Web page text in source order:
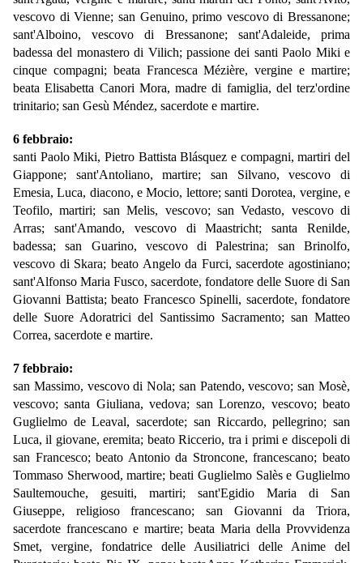
vescovo di Vienne; san Genuino, primo vescovo di Bressanone;
sant'Alboino, vescovo di Bressanone; sant'Adaleide, prima
badessa del monastero di Vilich; passione dei santi Paolo Miki e
cinque compagni; beata Francesca Mézière, vergine e martire;
beata Elisabetta Canori Mora, madre di famiglia, del terz'ordine
trinitario; san Gesù Méndez, sacerdote e martire.
6 febbraio:
santi Paolo Miki, Pietro Battista Blásquez e compagni, martiri del
Giappone; sant'Antoliano, martire; san Silvano, vescovo di
Emesia, Luca, diacono, e Mocio, lettore; santi Dorotea, vergine, e
Teofilo, martiri; san Melis, vescovo; san Vedasto, vescovo di
Arras; sant'Amando, vescovo di Maastricht; santa Renilde,
badessa; san Guarino, vescovo di Palestrina; san Brinolfo,
vescovo di Skara; beato Angelo da Furci, sacerdote agostiniano;
sant'Alfonso Maria Fusco, sacerdote, fondatore delle Suore di San
Giovanni Battista; beato Francesco Spinelli, sacerdote, fondatore
delle Suore Adoratrici del Santissimo Sacramento; san Matteo
Correa, sacerdote e martire.
7 febbraio:
san Massimo, vescovo di Nola; san Patendo, vescovo; san Mosè,
vescovo; santa Giuliana, vedova; san Lorenzo, vescovo; beato
Guglielmo de Leaval, sacerdote; san Riccardo, pellegrino; san
Luca, il giovane, eremita; beato Riccerio, tra i primi e discepoli di
san Francesco; beato Antonio da Stroncone, francescano; beato
Tommaso Sherwood, martire; beati Guglielmo Salès e Guglielmo
Saultemouche, gesuiti, martiri; sant'Egidio Maria di San
Giuseppe, religioso francescano; san Giovanni da Triora,
sacerdote francescano e martire; beata Maria della Provvidenza
Smet, vergine, fondatrice delle Ausiliatrici delle Anime del